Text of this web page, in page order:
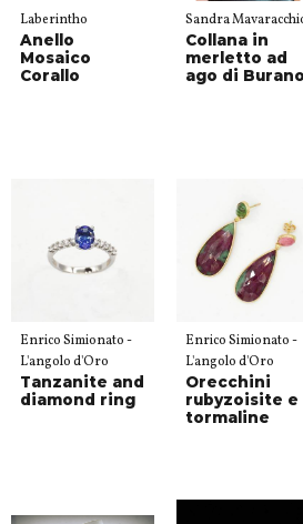
Laberintho
Anello
Mosaico
Corallo
Sandra
Collana in
merletto ad
ago di Burano
Enrico Simionato -
L'angolo d'Oro
Tanzanite and
diamond ring
Enrico Simionato -
L'angolo d'Oro
Orecchini
rubyzoisite e
tormaline